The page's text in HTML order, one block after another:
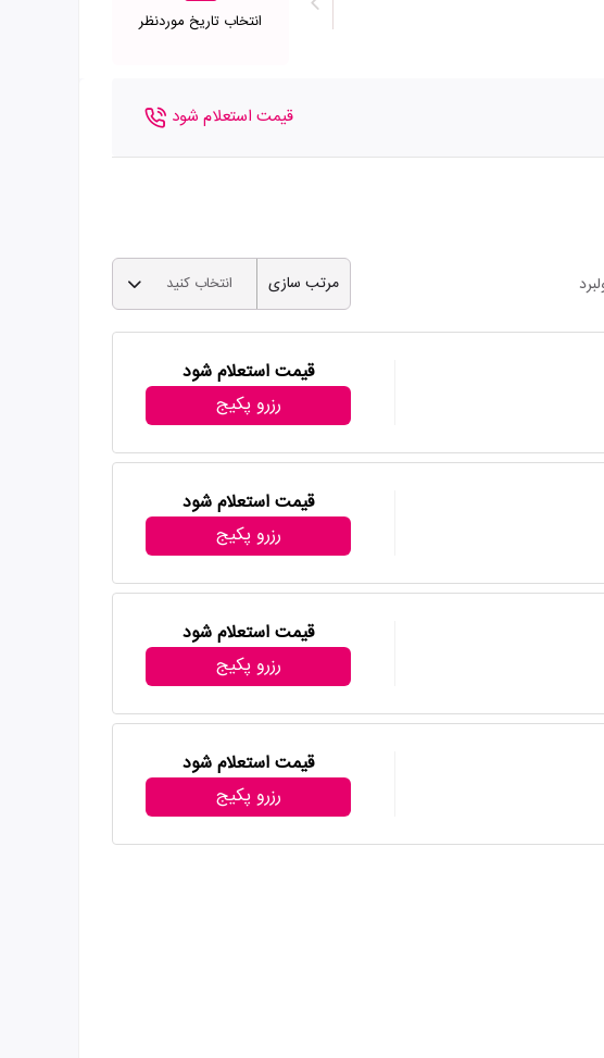
انتخاب تاریخ موردنظر
قیمت استعلام شود
مرتب سازی انتخاب کنید
قیمت استعلام شود
رزرو پکیج
قیمت استعلام شود
رزرو پکیج
قیمت استعلام شود
رزرو پکیج
قیمت استعلام شود
رزرو پکیج